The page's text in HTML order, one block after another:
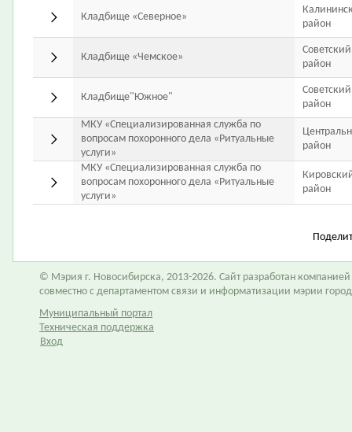
Кладбище «Северное»
район
Кладбище «Чемское»
Советский
район
Кладбище"Южное"
Советский
район
МКУ «Специализированная служба по
вопросам похоронного дела «Ритуальные
услуги»
район
МКУ «Специализированная служба по
вопросам похоронного дела «Ритуальные
услуги»
район
© Мэрия г. Новосибирска, 2013-2026. Сайт разработан компанией
совместно с департаментом связи и информатизации мэрии
Муниципальный портал
Техническая поддержка
Вход